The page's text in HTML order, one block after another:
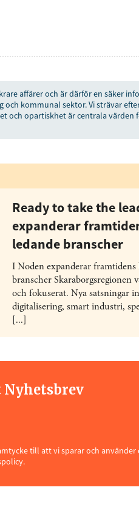
affärer och är därför en säker
och kommunal sektor. Vi strävar
och opartiskhet är centrala värden
Ready to take the
expanderar
ledande branscher
I Noden expanderar framtidens
branscher Skaraborgsregionen
och fokuserat. Nya satsningar
digitalisering, smart industri,
[...]
till att vi sparar och använder
Prenumerera
dina personuppgifter i enlighet